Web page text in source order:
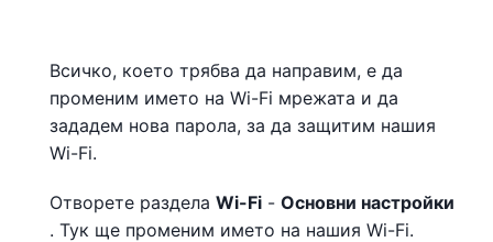
Всичко, което трябва да направим, е да
променим името на Wi-Fi мрежата и да
зададем нова парола, за да защитим нашия
Wi-Fi.
Отворете раздела Wi-Fi - Основни настройки
. Тук ще променим името на нашия Wi-Fi.